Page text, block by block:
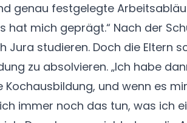
genau festgelegte
hat mich geprägt.“ Nach der
Jura studieren. Doch die Eltern
zu absolvieren. „Ich habe
Kochausbildung, und wenn es
immer noch das tun, was ich